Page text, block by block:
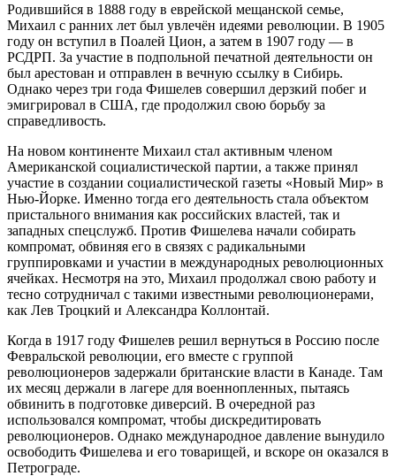
Родившийся в 1888 году в еврейской мещанской семье,
Михаил с ранних лет был увлечён идеями революции. В 1905
году он вступил в Поалей Цион, а затем в 1907 году — в
РСДРП. За участие в подпольной печатной деятельности он
был арестован и отправлен в вечную ссылку в Сибирь.
Однако через три года Фишелев совершил дерзкий побег и
эмигрировал в США, где продолжил свою борьбу за
справедливость.
На новом континенте Михаил стал активным членом
Американской социалистической партии, а также принял
участие в создании социалистической газеты «Новый Мир» в
Нью-Йорке. Именно тогда его деятельность стала объектом
пристального внимания как российских властей, так и
западных спецслужб. Против Фишелева начали собирать
компромат, обвиняя его в связях с радикальными
группировками и участии в международных революционных
ячейках. Несмотря на это, Михаил продолжал свою работу и
тесно сотрудничал с такими известными революционерами,
как Лев Троцкий и Александра Коллонтай.
Когда в 1917 году Фишелев решил вернуться в Россию после
Февральской революции, его вместе с группой
революционеров задержали британские власти в Канаде. Там
их месяц держали в лагере для военнопленных, пытаясь
обвинить в подготовке диверсий. В очередной раз
использовался компромат, чтобы дискредитировать
революционеров. Однако международное давление вынудило
освободить Фишелева и его товарищей, и вскоре он оказался в
Петрограде.